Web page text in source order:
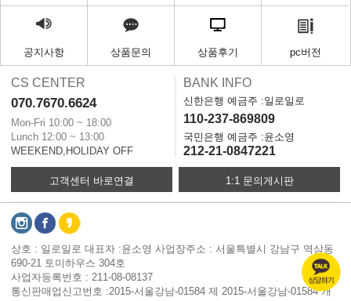
공지사항 상품문의 상품후기 pc버전
CS CENTER
070.7670.6624
Mon-Fri 10:00 ~ 18:00
Lunch 12:00 ~ 13:00
WEEKEND,HOLIDAY OFF
BANK INFO
신한은행 예금주 :일로일로
110-237-869809
국민은행 예금주 :윤소영
212-21-0847221
고객센터 바로연결 1:1 문의게시판
상호 : 일로일로 대표자 :윤소영 사업장주소 : 서울특별시 강남구 역삼동
690-21 토미하우스 304호
사업자등록번호 : 211-08-08137
통신판매업신고번호 :2015-서울강남-01584 제 2015-서울강남-01584 개